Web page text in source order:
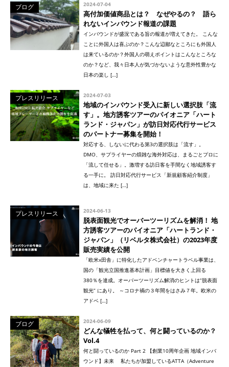
ブログ 2024-07-04
高付加価値商品とは？ なぜやるの？ 語ら
れないインバウンド報道の課題
インバウンドが盛況である旨の報道が増えてきた。 こんな
ことに外国人は喜ぶのか？こんな辺鄙なところにも外国人
は来ているのか？外国人の萌えポイントはこんなところな
のか？など、我々日本人が気づかないような意外性豊かな
日本の楽し […]
プレスリリース 2024-07-03
地域のインバウンド受入に新しい選択肢「流
す」。地方誘客ツアーのパイオニア「ハート
ランド・ジャパン」が訪日対応代行サービス
のパートナー募集を開始！
対応する、しないに代わる第3の選択肢は「流す」。
DMO、サプライヤーの煩雑な海外対応は、まるごとプロに
「流して任せる」。激増する訪日客を手間なく地域誘客す
る一手に。 訪日対応代行サービス「新規顧客紹介制度」
は、地域に来た […]
プレスリリース 2024-06-13
脱表面観光でオーバーツーリズムを解消！ 地
方誘客ツアーのパイオニア「ハートランド・
ジャパン」（リベルタ株式会社）の2023年度
販売実績を公開
「欧米x田舎」に特化したアドベンチャートラベル事業は、
国の「観光立国推進基本計画」目標値を大きく上回る
380％を達成。オーバーツーリズム解消のヒントは“脱表面
観光” にあり。 ～コロナ禍の３年間をはさみ７年。欧米の
アドベ […]
ブログ 2024-06-09
どんな犠牲を払って、何と闘っているのか？
Vol.4
何と闘っているのか Part 2 【創業10周年企画 地域インバ
ウンド】未来 私たちが加盟しているATTA（Adventure